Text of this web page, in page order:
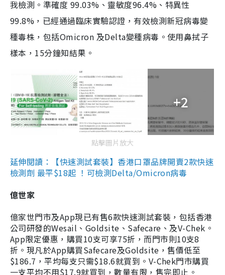
我檢測。準確度 99.03%、靈敏度96.4%、特異性
99.8%，已經通過臨床實驗認證，有效檢測新冠病毒變
種毒株，包括Omicron 及Delta變種病毒。使用鼻拭子
樣本，15分鐘知結果。
+2
點擊圖片放大
延伸閱讀：【快速測試套裝】香港口罩品牌開賣2款快速
檢測劑 最平$18起 ！可檢測Delta/Omicron病毒
億世家
億家世門市及App現已有售6款快速測試套裝，包括香港
公司研發的Wesail、Goldsite、Safecare、及V-Chek。
App限定優惠，購買10支可享75折，而門市則10支8
折。現凡於App購買Safecare及Goldsite，售價低至
$186.7，平均每支只需$18.6就買到。V-Chek門市購買
一支平均不用$17.9就買到，數量有限，售完即止。